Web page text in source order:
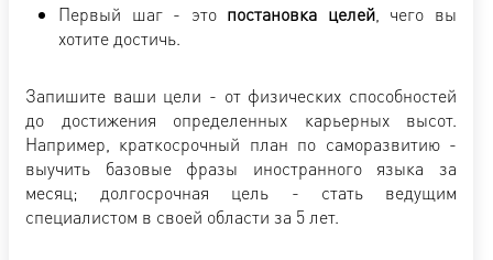
Первый шаг - это постановка целей, чего вы
хотите достичь.
Запишите ваши цели - от физических способностей
до достижения определенных карьерных высот.
Например, краткосрочный план по саморазвитию -
выучить базовые фразы иностранного языка за
месяц; долгосрочная цель - стать ведущим
специалистом в своей области за 5 лет.